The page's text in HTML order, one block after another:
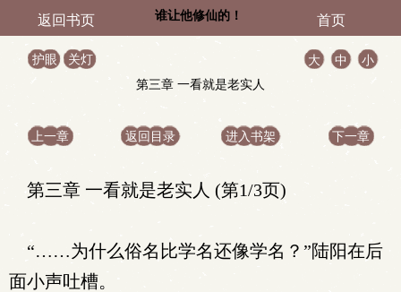
返回书页 谁让他修仙的！ 首页
护眼 关灯 大 中
小
第三章 一看就是老实人
上一章 返回目录 进入书架 下一章
第三章 一看就是老实人 (第1/3页)
“……为什么俗名比学名还像学名？”陆阳在后
面小声吐槽。